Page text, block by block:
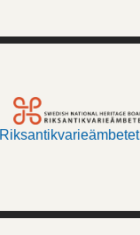
Riksantikvarieämbetet